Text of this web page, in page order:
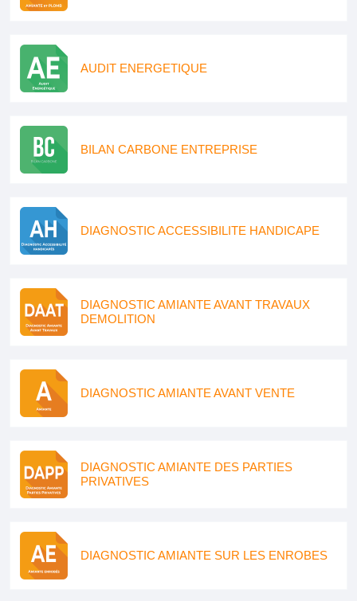
AUDIT ENERGETIQUE
BILAN CARBONE ENTREPRISE
DIAGNOSTIC ACCESSIBILITE HANDICAPE
DIAGNOSTIC AMIANTE AVANT TRAVAUX
DEMOLITION
DIAGNOSTIC AMIANTE AVANT VENTE
DIAGNOSTIC AMIANTE DES PARTIES
PRIVATIVES
DIAGNOSTIC AMIANTE SUR LES ENROBES